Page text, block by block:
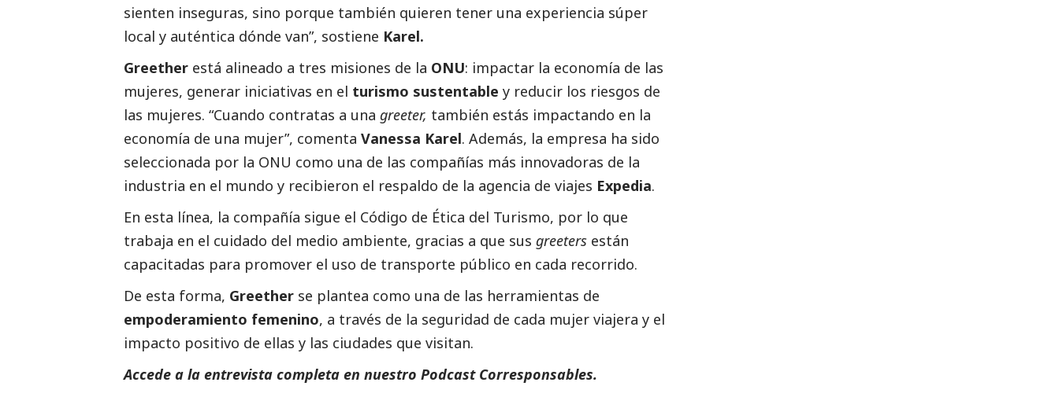
sienten inseguras, sino porque también quieren tener una experiencia súper
local y auténtica dónde van”, sostiene Karel.
Greether está alineado a tres misiones de la ONU: impactar la economía de las
mujeres, generar iniciativas en el turismo sustentable y reducir los riesgos de
las mujeres. “Cuando contratas a una greeter, también estás impactando en la
economía de una mujer”, comenta Vanessa Karel. Además, la empresa ha sido
seleccionada por la ONU como una de las compañías más innovadoras de la
industria en el mundo y recibieron el respaldo de la agencia de viajes Expedia.
En esta línea, la compañía sigue el Código de Ética del Turismo, por lo que
trabaja en el cuidado del medio ambiente, gracias a que sus greeters están
capacitadas para promover el uso de transporte público en cada recorrido.
De esta forma, Greether se plantea como una de las herramientas de
empoderamiento femenino, a través de la seguridad de cada mujer viajera y el
impacto positivo de ellas y las ciudades que visitan.
Accede a la entrevista completa en nuestro Podcast Corresponsables.